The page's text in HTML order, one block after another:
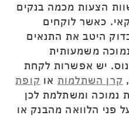
הצעות מכמה בנקים
כאשר לוקחים
היטב את התנאים
נמוכה משמעותית
יש אפשרות לקחת
, קרן השתלמות או קופת
נמוכה ומשתלמת לכן
פני הלוואה מהבנק או